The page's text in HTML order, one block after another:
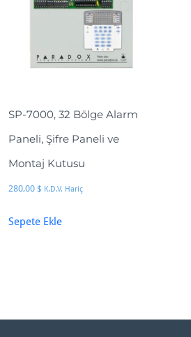
SP-7000, 32 Bölge Alarm
Paneli, Şifre Paneli ve
Montaj Kutusu
280,00 $ K.D.V. Hariç
Sepete Ekle